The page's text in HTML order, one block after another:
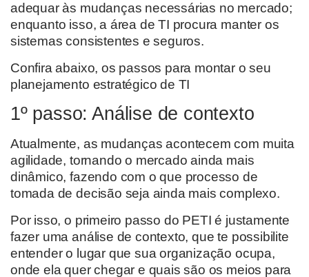
adequar às mudanças necessárias no mercado;
enquanto isso, a área de TI procura manter os
sistemas consistentes e seguros.
Confira abaixo, os passos para montar o seu
planejamento estratégico de TI
1º passo: Análise de contexto
Atualmente, as mudanças acontecem com muita
agilidade, tornando o mercado ainda mais
dinâmico, fazendo com o que processo de
tomada de decisão seja ainda mais complexo.
Por isso, o primeiro passo do PETI é justamente
fazer uma análise de contexto, que te possibilite
entender o lugar que sua organização ocupa,
onde ela quer chegar e quais são os meios para